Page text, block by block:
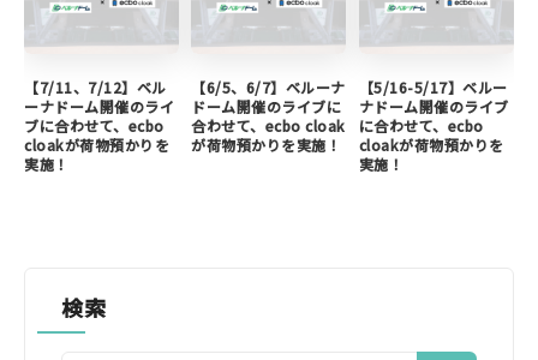
【7/11、7/12】ベル
ーナドーム開催のライ
ブに合わせて、ecbo
cloakが荷物預かりを
実施！
【6/5、6/7】ベルーナ
ドーム開催のライブに
合わせて、ecbo cloak
が荷物預かりを実施！
【5/16-5/17】ベルー
ナドーム開催のライブ
に合わせて、ecbo
cloakが荷物預かりを
実施！
検索